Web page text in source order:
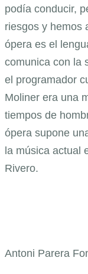
podía conducir,
riesgos y hemos
ópera es el
comunica con la
el programador
Moliner era una
tiempos de
ópera supone
la música actual
Rivero.
Antoni Parera